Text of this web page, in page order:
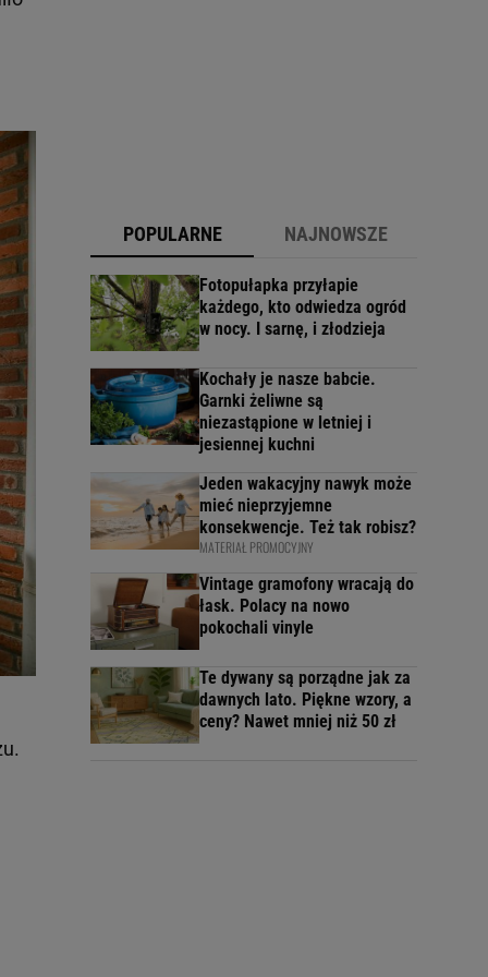
POPULARNE NAJNOWSZE
Fotopułapka przyłapie
każdego, kto odwiedza ogród
w nocy. I sarnę, i złodzieja
Kochały je nasze babcie.
Garnki żeliwne są
niezastąpione w letniej i
jesiennej kuchni
Jeden wakacyjny nawyk może
mieć nieprzyjemne
konsekwencje. Też tak robisz?
MATERIAŁ PROMOCYJNY
Vintage gramofony wracają do
łask. Polacy na nowo
pokochali vinyle
Te dywany są porządne jak za
dawnych lato. Piękne wzory, a
ceny? Nawet mniej niż 50 zł